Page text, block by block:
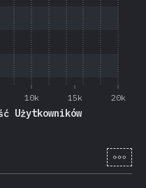
10k 15k 20k
Użytkowników
ukończenia: 2.8 %
[pl-